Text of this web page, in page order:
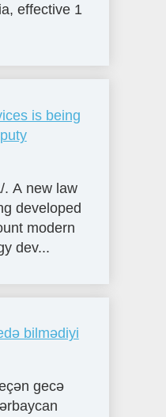
effective 1
is being
. A new law
developed
modern
dev...
bilmədiyi
gecə